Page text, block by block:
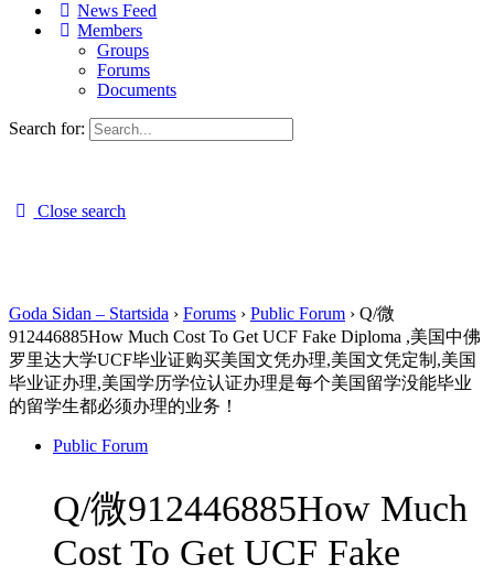
News Feed
Members
Groups
Forums
Documents
Search for:
Close search
Goda Sidan – Startsida › Forums › Public Forum › Q/微
912446885How Much Cost To Get UCF Fake Diploma ,美国中佛
罗里达大学UCF毕业证购买美国文凭办理,美国文凭定制,美国
毕业证办理,美国学历学位认证办理是每个美国留学没能毕业
的留学生都必须办理的业务！
Public Forum
Q/微912446885How Much
Cost To Get UCF Fake